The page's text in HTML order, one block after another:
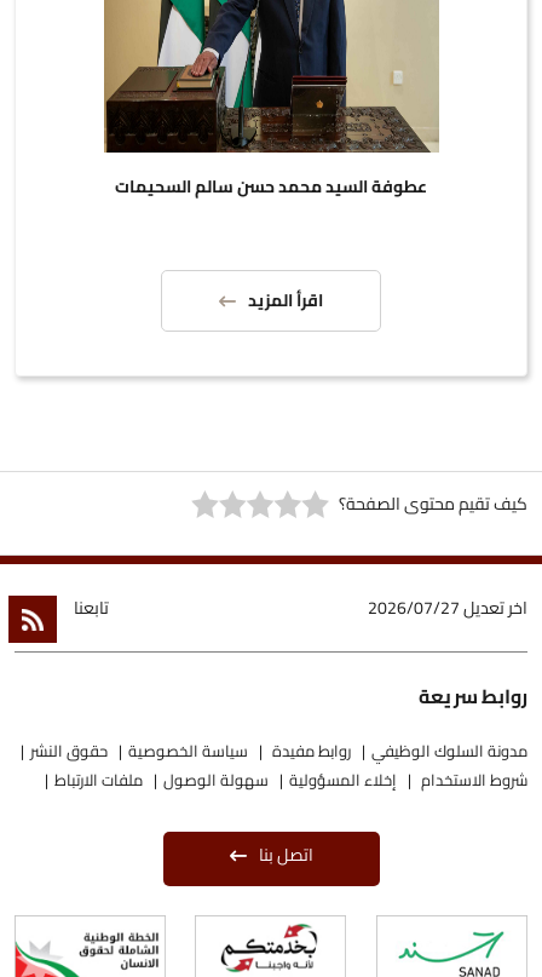
عطوفة السيد محمد حسن سالم السحيمات
اقرأ المزيد
كيف تقيم محتوى الصفحة؟
اخر تعديل2026/07/27 تابعنا
روابط سريعة
مدونة السلوك الوظيفي روابط مفيدة سياسة الخصوصية
حقوق النشر
شروط الاستخدام
إخلاء المسؤولية سهولة الوصول ملفات الارتباط
اتصل بنا